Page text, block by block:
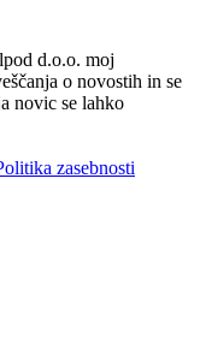
d.o.o. moj
o novostih in se
novic se lahko
zasebnosti